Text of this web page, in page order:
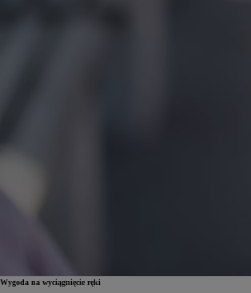
Wygoda na wyciągnięcie ręki